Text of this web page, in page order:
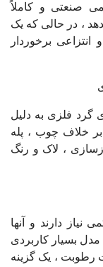
صنعتی و کاملاً
، در حالی که یک
برخوردار
گرد فلزی به دلیل
بر خلاف چوب ، پله
، لاک و رنگ
نیاز دارند و آنها
مدل بسیار کاربردی
رطوبت ، یک گزینه